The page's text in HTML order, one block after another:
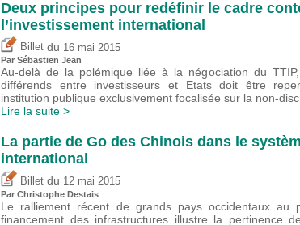
Deux principes pour redéfinir le cadre
l’investissement international
Billet du 16 mai 2015
Par Sébastien Jean
Au-delà de la polémique liée à la négociation du
différends entre investisseurs et Etats doit être
institution publique exclusivement focalisée sur la non-
Lire la suite >
La partie de Go des Chinois dans le
international
Billet du 12 mai 2015
Par Christophe Destais
Le ralliement récent de grands pays occidentaux au
financement des infrastructures illustre la pertinence